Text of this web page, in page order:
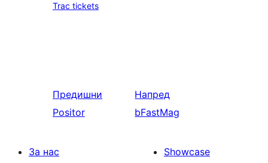
Trac tickets
Предишни
Positor
Напред
bFastMag
За нас
Showcase